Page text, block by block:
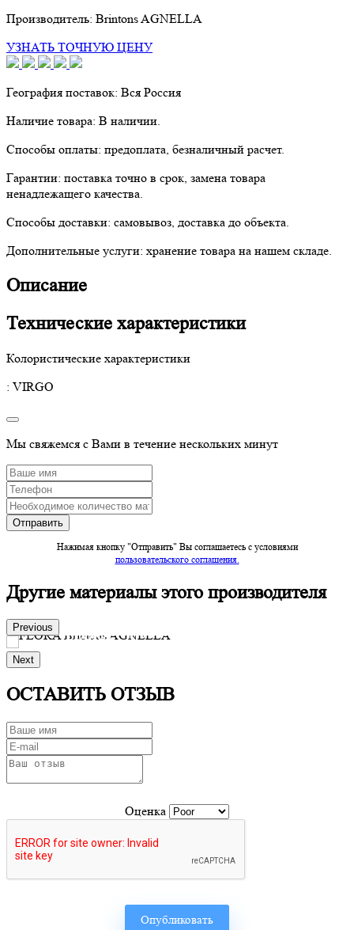
Производитель: Brintons AGNELLA
УЗНАТЬ ТОЧНУЮ ЦЕНУ
География поставок: Вся Россия
Наличие товара: В наличии.
Способы оплаты: предоплата, безналичный расчет.
Гарантии: поставка точно в срок, замена товара
ненадлежащего качества.
Способы доставки: самовывоз, доставка до объекта.
Дополнительные услуги: хранение товара на нашем складе.
Описание
Технические характеристики
Колористические характеристики
: VIRGO
Мы свяжемся с Вами в течение нескольких минут
Нажимая кнопку "Отправить" Вы соглашаетесь c условиями
пользовательского соглашения.
Другие материалы этого производителя
Previous
FLORA
Производитель:
Next
ОСТАВИТЬ ОТЗЫВ
Оценка